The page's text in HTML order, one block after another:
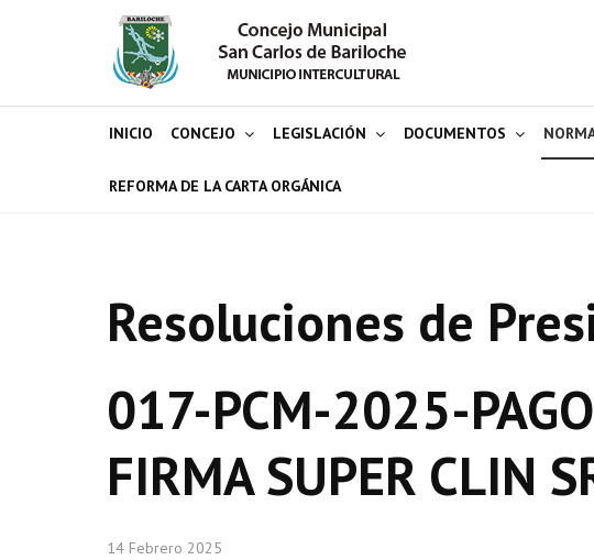
INICIO CONCEJO LEGISLACIÓN DOCUMENTOS
REFORMA DE LA CARTA ORGÁNICA
Resoluciones de
017-PCM-2025-
FIRMA SUPER CLIN
14 Febrero 2025